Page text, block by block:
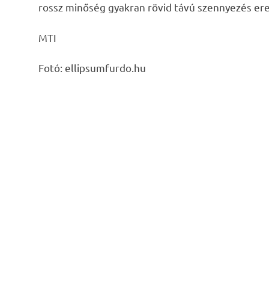
rossz minőség gyakran rövid távú szennyezés
MTI
Fotó: ellipsumfurdo.hu